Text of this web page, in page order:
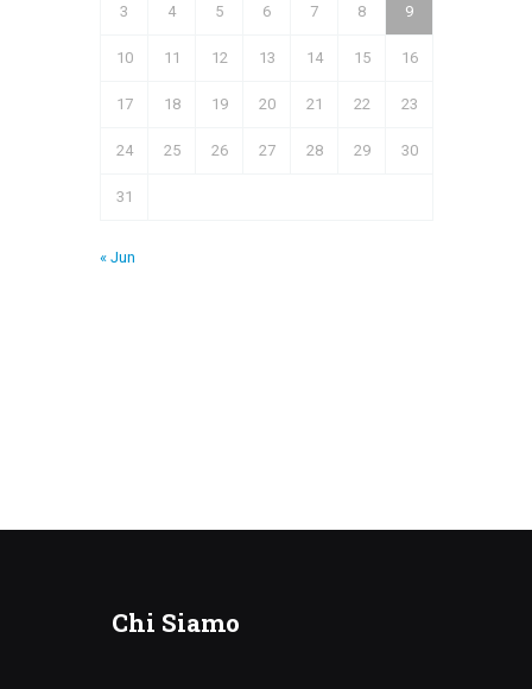
3 4 5 6 7 8 9
10 11 12 13 14 15 16
17 18 19 20 21 22 23
24 25 26 27 28 29 30
31
« Jun
Chi Siamo